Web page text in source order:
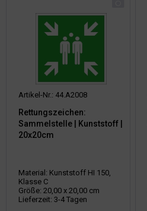
Artikel-Nr.: 44.A2008
Rettungszeichen:
Sammelstelle | Kunststoff |
20x20cm
Material: Kunststoff HI 150,
Klasse C
Größe: 20,00 x 20,00 cm
Lieferzeit: 3-4 Tagen